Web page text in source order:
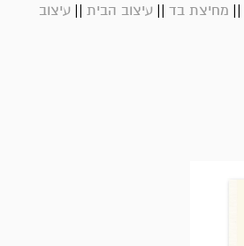
|| מחיצת בד ||עיצוב הבית ||עיצוב